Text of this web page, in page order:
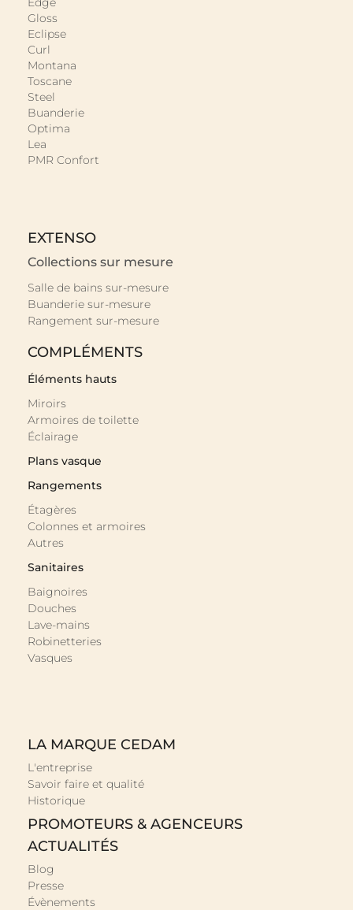
Gloss
Eclipse
Curl
Montana
Toscane
Steel
Buanderie
Optima
Lea
PMR Confort
EXTENSO
Collections sur mesure
Salle de bains sur-mesure
Buanderie sur-mesure
Rangement sur-mesure
COMPLÉMENTS
Éléments hauts
Miroirs
Armoires de toilette
Éclairage
Plans vasque
Rangements
Étagères
Colonnes et armoires
Autres
Sanitaires
Baignoires
Douches
Lave-mains
Robinetteries
Vasques
LA MARQUE CEDAM
L'entreprise
Savoir faire et qualité
Historique
PROMOTEURS & AGENCEURS
ACTUALITÉS
Blog
Presse
Évènements